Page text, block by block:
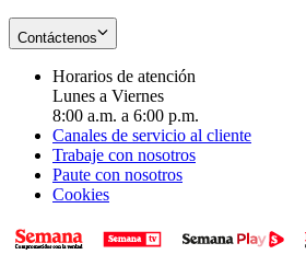
Contáctenos
Horarios de atención
Lunes a Viernes
8:00 a.m. a 6:00 p.m.
Canales de servicio al cliente
Trabaje con nosotros
Paute con nosotros
Cookies